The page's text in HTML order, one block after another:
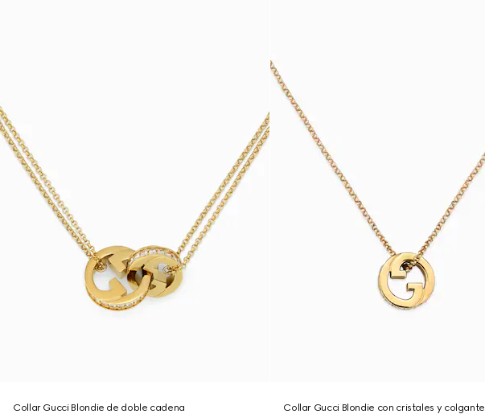
Collar Gucci Blondie de doble cadena
Collar Gucci Blondie con cristales y colgante